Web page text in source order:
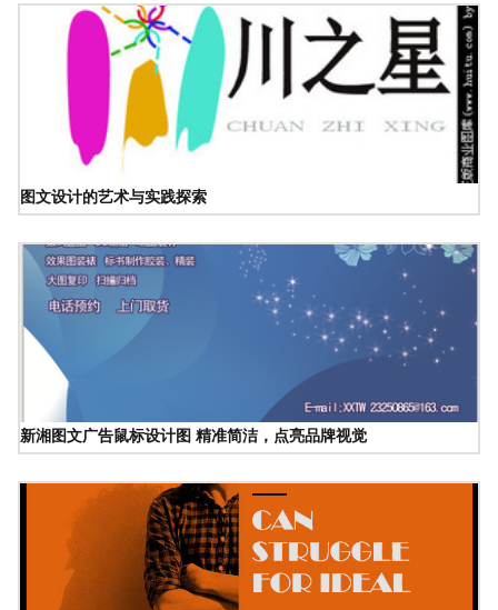
图文设计的艺术与实践探索
新湘图文广告鼠标设计图 精准简洁，点亮品牌视觉